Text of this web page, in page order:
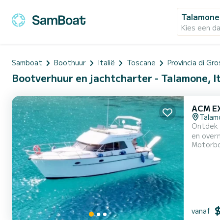
Talamone
Kies een
Samboat Boothuur Italië Toscane Provincia di
Bootverhuur en jachtcharter - Talamone,
ACM
Ontdek
en
wilt
vanaf